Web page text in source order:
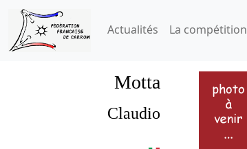
Actualités La compétition
Motta
Claudio